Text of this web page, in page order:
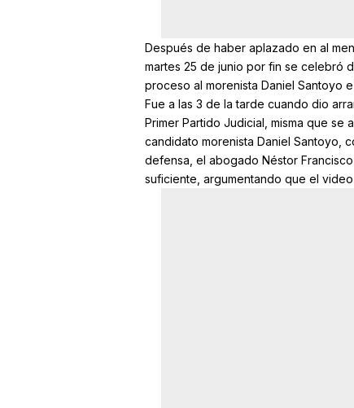
Después de haber aplazado en al
martes 25 de junio por fin se celebró
proceso al morenista Daniel Santoyo
Fue a las 3 de la tarde cuando dio
Primer Partido Judicial, misma que se
candidato morenista Daniel Santoyo,
defensa, el abogado Néstor
suficiente, argumentando que el